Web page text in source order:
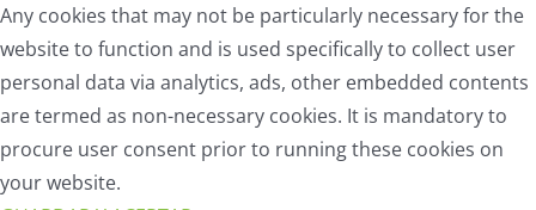
Any cookies that may not be particularly necessary for the
website to function and is used specifically to collect user
personal data via analytics, ads, other embedded contents
are termed as non-necessary cookies. It is mandatory to
procure user consent prior to running these cookies on
your website.